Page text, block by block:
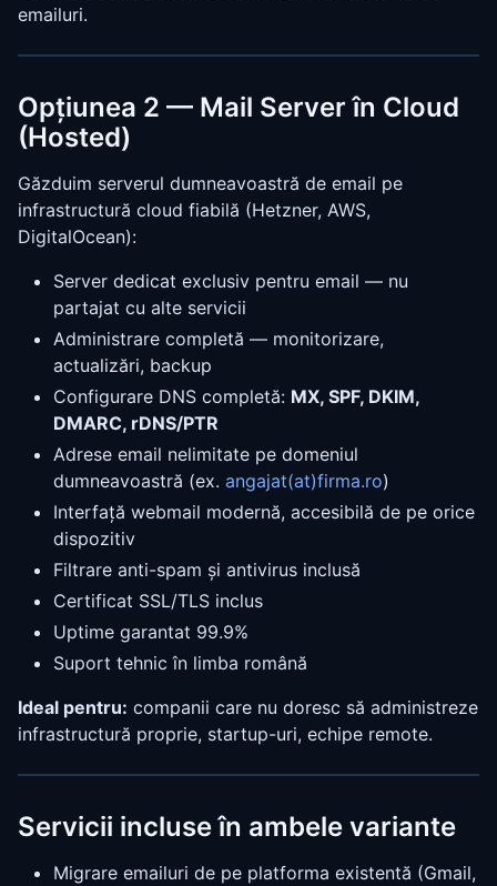
emailuri.
Opțiunea 2 — Mail Server în Cloud
(Hosted)
Găzduim serverul dumneavoastră de email pe
infrastructură cloud fiabilă (Hetzner, AWS,
DigitalOcean):
Server dedicat exclusiv pentru email — nu
partajat cu alte servicii
Administrare completă — monitorizare,
actualizări, backup
Configurare DNS completă: MX, SPF, DKIM,
DMARC, rDNS/PTR
Adrese email nelimitate pe domeniul
dumneavoastră (ex. angajat(at)firma.ro)
Interfață webmail modernă, accesibilă de pe orice
dispozitiv
Filtrare anti-spam și antivirus inclusă
Certificat SSL/TLS inclus
Uptime garantat 99.9%
Suport tehnic în limba română
Ideal pentru: companii care nu doresc să administreze
infrastructură proprie, startup-uri, echipe remote.
Servicii incluse în ambele variante
Migrare emailuri de pe platforma existentă (Gmail,